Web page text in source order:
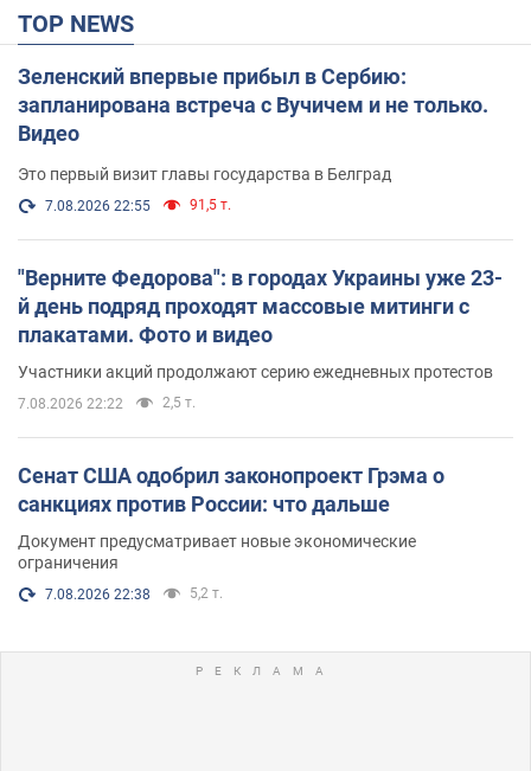
TOP NEWS
Зеленский впервые прибыл в Сербию:
запланирована встреча с Вучичем и не только.
Видео
Это первый визит главы государства в Белград
7.08.2026 22:55 91,5 т.
"Верните Федорова": в городах Украины уже 23-
й день подряд проходят массовые митинги с
плакатами. Фото и видео
Участники акций продолжают серию ежедневных протестов
7.08.2026 22:22 2,5 т.
Сенат США одобрил законопроект Грэма о
санкциях против России: что дальше
Документ предусматривает новые экономические
ограничения
7.08.2026 22:38 5,2 т.